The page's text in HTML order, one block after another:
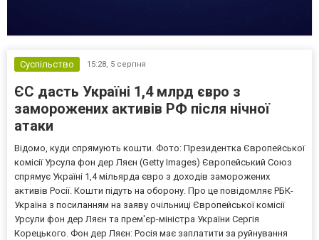
Суспільство 15:28, 5 серпня
ЄС дасть Україні 1,4 млрд євро з
заморожених активів РФ після нічної
атаки
Відомо, куди спрямують кошти. Фото: Президентка Європейської
комісії Урсула фон дер Ляєн (Getty Images) Європейський Союз
спрямує Україні 1,4 мільярда євро з доходів заморожених
активів Росії. Кошти підуть на оборону. Про це повідомляє РБК-
Україна з посиланням на заяву очільниці Європейської комісії
Урсули фон дер Ляєн та прем'єр-міністра України Сергія
Корецького. Фон дер Ляєн: Росія має заплатити за руйнування